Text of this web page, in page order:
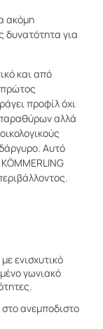
ακόμη
δυ­να­τό­τη­τα για
και από
πρώτος
προφίλ όχι
αλλά
Αυτό
ενισχυτικό
γωνιακό
ανεμποδιστο